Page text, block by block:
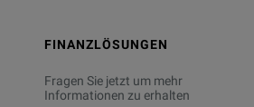
FINANZLÖSUNGEN
Fragen Sie jetzt um mehr
Informationen zu erhalten